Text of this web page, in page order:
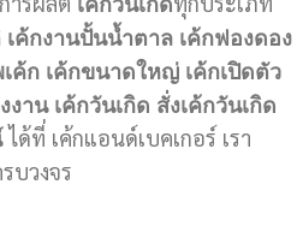
เค้กงานปั้นน้ำตาล เค้กฟองดอง
ค้ก เค้กขนาดใหญ่ เค้กเปิดตัว
งาน เค้กวันเกิด สั่งเค้กวันเกิด
ได้ที่ เค้กแอนด์เบคเกอร์ เรา
บวงจร